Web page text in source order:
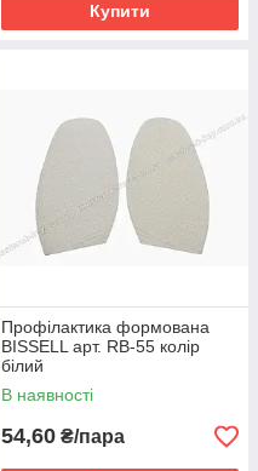
Купити
Профілактика формована
BISSELL арт. RB-55 колір
білий
В наявності
54,60 ₴/пара